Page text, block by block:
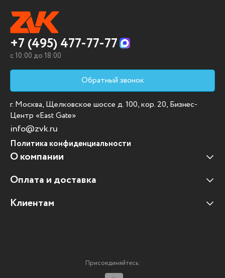
+7 (495) 477-77-77
c 10:00 до 18:00
Обратный звонок
г. Москва, Щелковское шоссе д. 100, кор. 20, Бизнес-
Центр «East Gate»
info@zvk.ru
Политика конфиденциальности
О компании
Наши клиенты
Отзывы клиентов
Оплата и доставка
Оплата и доставка
Клиентам
Мультимедийное оборудование
Присоединяйтесь: